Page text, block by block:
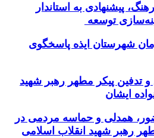
پیشنهادی به استاندار
توسعه
شهرستان ایذه پاسخگوی
و تدفین پیکر مطهر رهبر شهید
ایشان
همدلی و حماسه مردمی در
رهبر شهید انقلاب اسلامی